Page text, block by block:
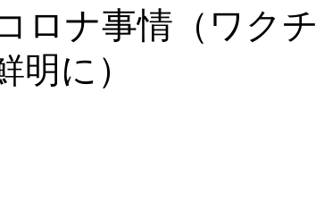
ロナ事情（ワクチ
明に）